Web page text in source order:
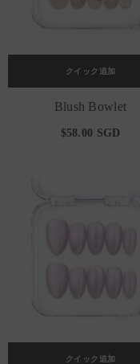
クイック追加
Blush Bowlet
$58.00 SGD
クイック追加